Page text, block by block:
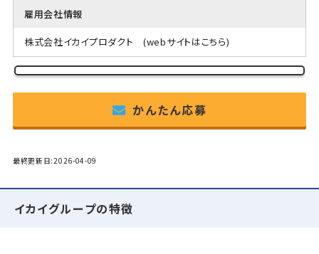
雇用会社情報
株式会社イカイプロダクト(webサイトはこちら)
かんたん応募
最終更新日:2026-04-09
イカイグループの特徴